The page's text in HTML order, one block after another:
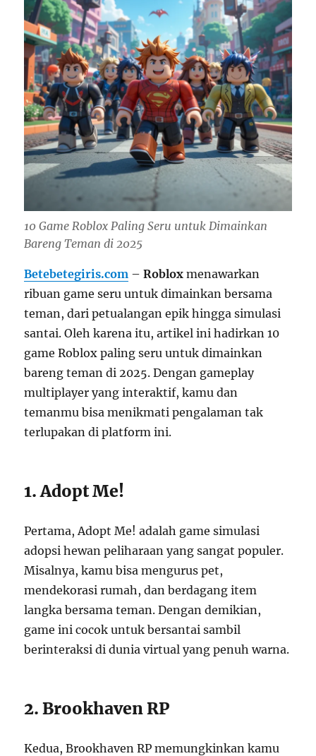
10 Game Roblox Paling Seru untuk Dimainkan
Bareng Teman di 2025
Betebetegiris.com –Roblox menawarkan
ribuan game seru untuk dimainkan bersama
teman, dari petualangan epik hingga simulasi
santai. Oleh karena itu, artikel ini hadirkan 10
game Roblox paling seru untuk dimainkan
bareng teman di 2025. Dengan gameplay
multiplayer yang interaktif, kamu dan
temanmu bisa menikmati pengalaman tak
terlupakan di platform ini.
1. Adopt Me!
Pertama, Adopt Me! adalah game simulasi
adopsi hewan peliharaan yang sangat populer.
Misalnya, kamu bisa mengurus pet,
mendekorasi rumah, dan berdagang item
langka bersama teman. Dengan demikian,
game ini cocok untuk bersantai sambil
berinteraksi di dunia virtual yang penuh warna.
2. Brookhaven RP
Kedua, Brookhaven RP memungkinkan kamu